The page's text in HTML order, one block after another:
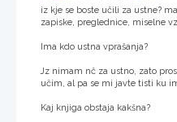
iz kje se boste učili za ustne?
zapiske, preglednice, miselne
Ima kdo ustna vprašanja?
Jz nimam nč za ustno, zato
učim, al pa se mi javte tisti ku
Kaj knjiga obstaja kakšna?